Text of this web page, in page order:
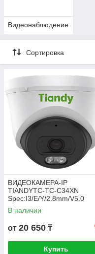
Видеонаблюдение
Сортировка
ВИДЕОКАМЕРА-IP
TIANDYTC-TC-C34XN
Spec:I3/E/Y/2.8mm/V5.0
В наличии
от 20 650 ₸
Купить